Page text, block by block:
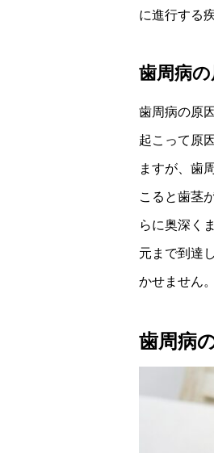
に進行する
歯周病
歯周病の原
起こって原
ますが、歯
こると歯茎
らに奥深く
元まで到達
かせません。
歯周病